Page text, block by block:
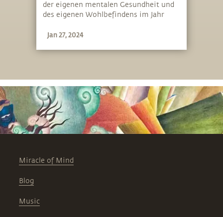
der eigenen mentalen Gesundheit und
des eigenen Wohlbefindens im Jahr
auch darüber, wie sich das Thema
Boden bemühen müssen
Jan 27, 2024
Miracle of Mind
Blog
Music